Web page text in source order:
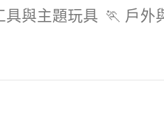
具與主題玩具 🏃 戶外